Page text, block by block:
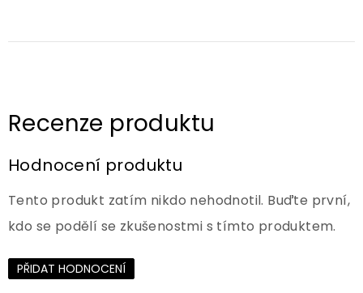
Hodnocení produktu
Tento produkt zatím nikdo nehodnotil. Buďte první,
kdo se podělí se zkušenostmi s tímto produktem.
PŘIDAT HODNOCENÍ